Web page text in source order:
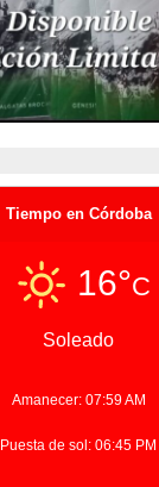
Tiempo en Córdoba
16°C
Soleado
Amanecer: 07:59 AM
Puesta de sol: 06:45 PM